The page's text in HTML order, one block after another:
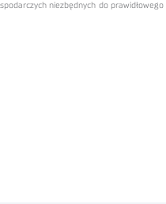
niezbędnych do